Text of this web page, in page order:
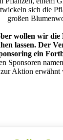
sich die
großen
wollen wir
lassen. Der
ein
Sponsoren
zur Aktion erwähnt